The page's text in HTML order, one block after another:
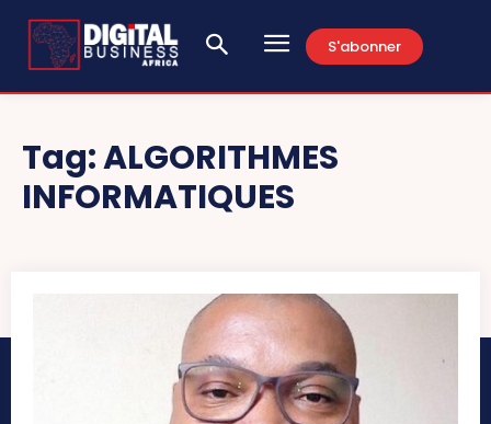
S'abonner
Tag:ALGORITHMES
INFORMATIQUES